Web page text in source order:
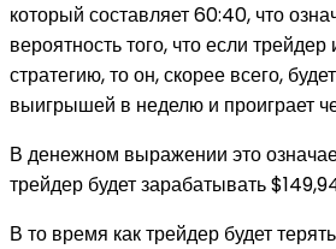
который составляет 60:40, что
вероятность того, что если трейдер
стратегию, то он, скорее всего,
выигрышей в неделю и проиграет
В денежном выражении это
трейдер будет зарабатывать
В то время как трейдер будет